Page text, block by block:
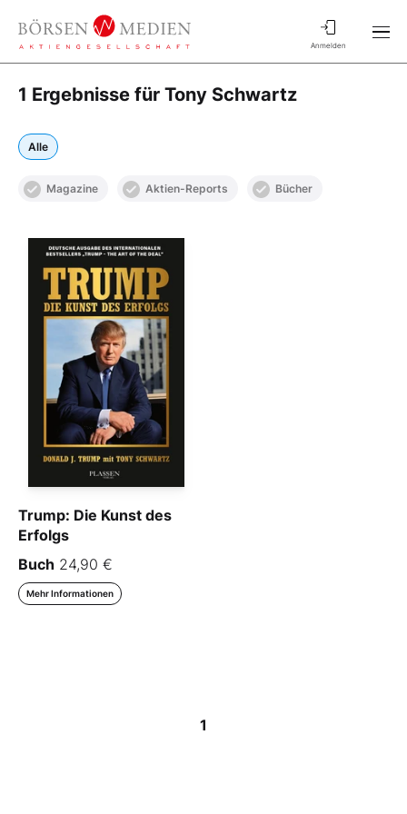
Anmelden
1 Ergebnisse für Tony Schwartz
Alle
Magazine Aktien-Reports Bücher
Trump: Die Kunst des
Erfolgs
Buch 24,90 €
Mehr Informationen
1